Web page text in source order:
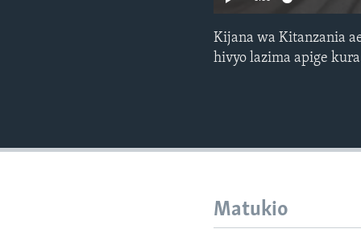
Kijana wa Kitanzania
hivyo lazima apige
Matukio